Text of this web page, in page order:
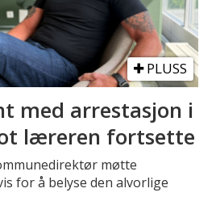
PLUSS
med arrestasjon i
læreren fortsette
møtte
for å belyse den alvorlige